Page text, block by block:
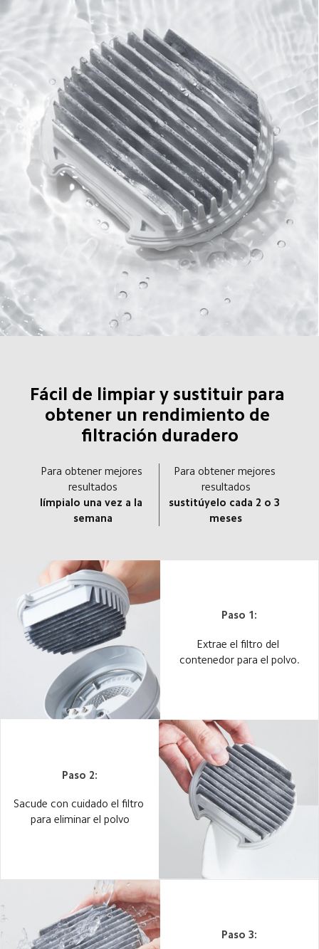
Fácil de limpiar y sustituir para
obtener un rendimiento de
filtración duradero
Para obtener mejores
resultados
límpialo una vez a la
semana
Para obtener mejores
resultados
sustitúyelo cada 2 o 3
meses
Paso 1:
Extrae el filtro del
contenedor para el polvo.
Paso 2:
Sacude con cuidado el filtro
para eliminar el polvo
Paso 3: